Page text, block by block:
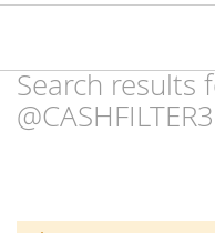
Search results